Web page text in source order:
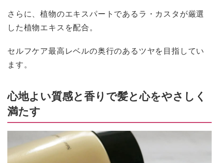
さらに、植物のエキスパートであるラ・カスタが厳選
した植物エキスを配合。
セルフケア最高レベルの奥行のあるツヤを目指してい
ます。
心地よい質感と香りで髪と心をやさしく
満たす